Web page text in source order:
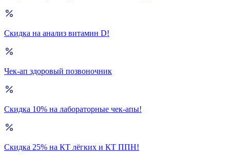
Скидка на анализ витамин D!
Чек-ап здоровый позвоночник
Скидка 10% на лабораторные чек-апы!
Скидка 25% на КТ лёгких и КТ ППН!